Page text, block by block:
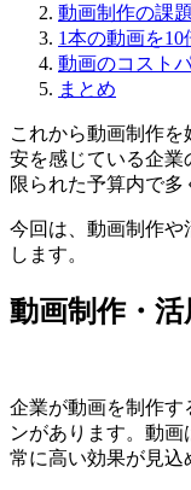
動画制作の課
1本の動画を
動画のコスト
まとめ
これから動画制作
安を感じている企業
限られた予算内で
今回は、動画制作や
します。
動画制作・
企業が動画を制作す
ンがあります。動
常に高い効果が見込